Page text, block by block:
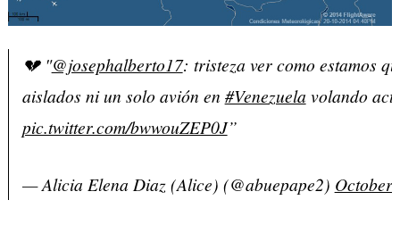
💔 "@josephalberto17: tristeza ver como estamos
aislados ni un solo avión en #Venezuela volando
pic.twitter.com/bwwouZEP0J”
— Alicia Elena Diaz (Alice) (@abuepape2) October